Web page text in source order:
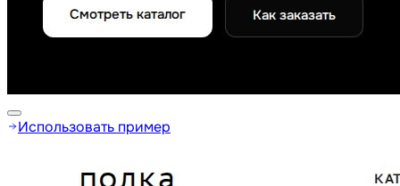
Использовать пример